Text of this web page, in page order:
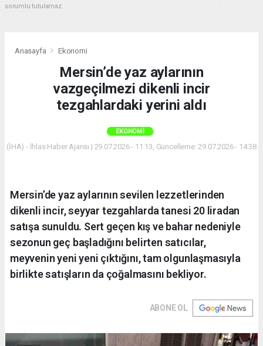
sorumlu tutulamaz.
Anasayfa Ekonomi
Mersin’de yaz aylarının
vazgeçilmezi dikenli incir
tezgahlardaki yerini aldı
EKONOMI
(İHA) - İhlas Haber Ajansı | 29.07.2026 - 11:13, Güncelleme: 29.07.2026 - 14:38
Mersin’de yaz aylarının sevilen lezzetlerinden
dikenli incir, seyyar tezgahlarda tanesi 20 liradan
satışa sunuldu. Sert geçen kış ve bahar nedeniyle
sezonun geç başladığını belirten satıcılar,
meyvenin yeni yeni çıktığını, tam olgunlaşmasıyla
birlikte satışların da çoğalmasını bekliyor.
ABONE OL